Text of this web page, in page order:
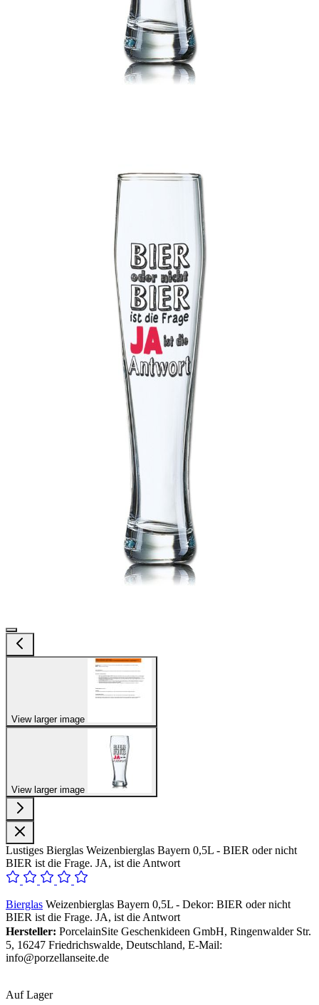
View larger image
View larger image
Lustiges Bierglas Weizenbierglas Bayern 0,5L - BIER oder nicht
BIER ist die Frage. JA, ist die Antwort
Bierglas Weizenbierglas Bayern 0,5L - Dekor: BIER oder nicht
BIER ist die Frage. JA, ist die Antwort
Hersteller: PorcelainSite Geschenkideen GmbH, Ringenwalder Str.
5, 16247 Friedrichswalde, Deutschland, E-Mail:
info@porzellanseite.de
Auf Lager